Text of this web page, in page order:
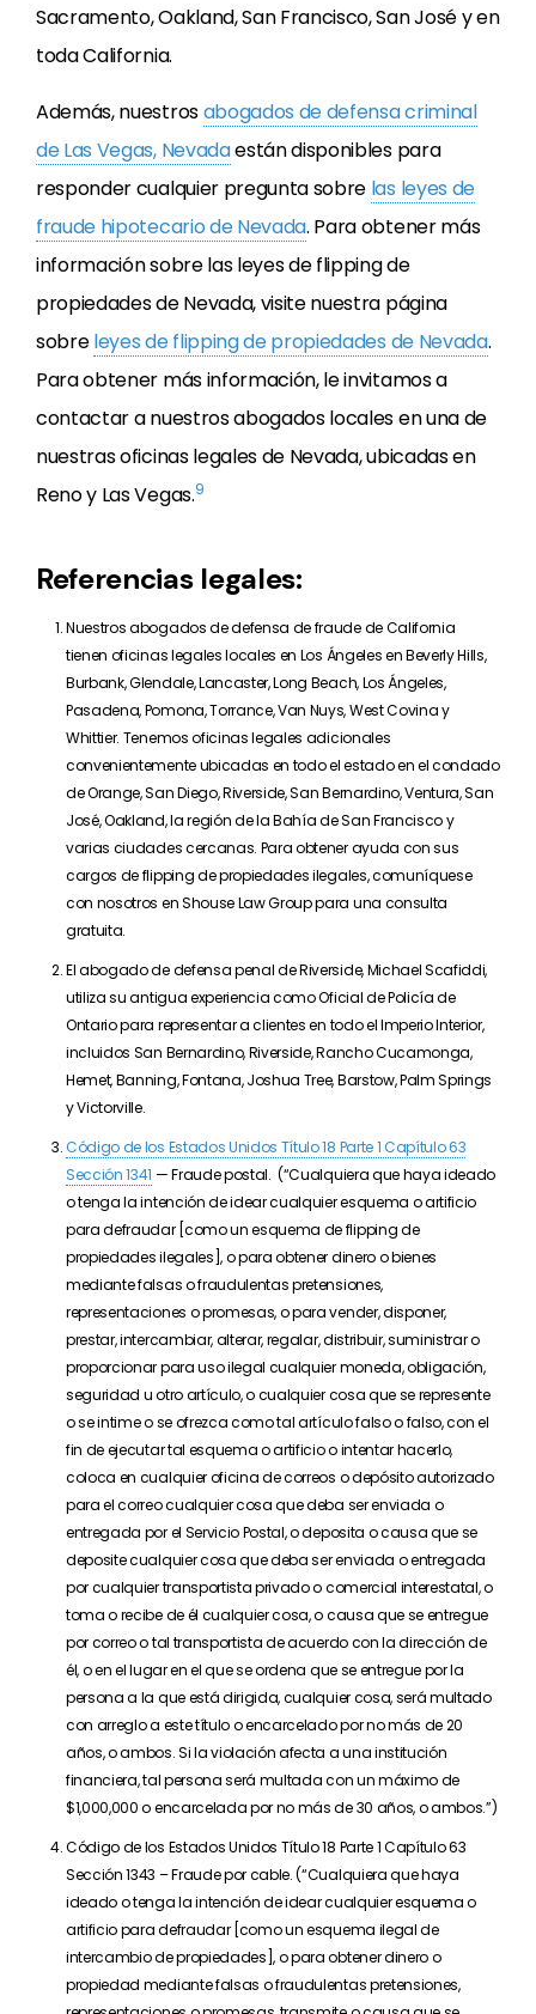
Sacramento, Oakland, San Francisco, San José y en
toda California.
Además, nuestrosabogados de defensa criminal
de Las Vegas, Nevadaestán disponibles para
responder cualquier pregunta sobre las leyes de
fraude hipotecario de Nevada. Para obtener más
información sobre las leyes de flipping de
propiedades de Nevada, visite nuestra página
sobreleyes de flipping de propiedades de Nevada.
Para obtener más información, le invitamos a
contactar a nuestros abogados locales en una de
nuestras oficinas legales de Nevada, ubicadas en
Reno y Las Vegas.9
Referencias legales:
Nuestros abogados de defensa de fraude de California
tienen oficinas legales locales en Los Ángeles en Beverly Hills,
Burbank, Glendale, Lancaster, Long Beach, Los Ángeles,
Pasadena, Pomona, Torrance, Van Nuys, West Covina y
Whittier. Tenemos oficinas legales adicionales
convenientemente ubicadas en todo el estado en el condado
de Orange, San Diego, Riverside, San Bernardino, Ventura, San
José, Oakland, la región de la Bahía de San Francisco y
varias ciudades cercanas. Para obtener ayuda con sus
cargos de flipping de propiedades ilegales, comuníquese
con nosotros en Shouse Law Group para una consulta
gratuita.
El abogado de defensa penal de Riverside, Michael Scafiddi,
utiliza su antigua experiencia como Oficial de Policía de
Ontario para representar a clientes en todo el Imperio Interior,
incluidos San Bernardino, Riverside, Rancho Cucamonga,
Hemet, Banning, Fontana, Joshua Tree, Barstow, Palm Springs
y Victorville.
Código de los Estados Unidos Título 18 Parte 1 Capítulo 63
Sección 1341 — Fraude postal. (“Cualquiera que haya ideado
o tenga la intención de idear cualquier esquema o artificio
para defraudar [como un esquema de flipping de
propiedades ilegales], o para obtener dinero o bienes
mediante falsas o fraudulentas pretensiones,
representaciones o promesas, o para vender, disponer,
prestar, intercambiar, alterar, regalar, distribuir, suministrar o
proporcionar para uso ilegal cualquier moneda, obligación,
seguridad u otro artículo, o cualquier cosa que se represente
o se intime o se ofrezca como tal artículo falso o falso, con el
fin de ejecutar tal esquema o artificio o intentar hacerlo,
coloca en cualquier oficina de correos o depósito autorizado
para el correo cualquier cosa que deba ser enviada o
entregada por el Servicio Postal, o deposita o causa que se
deposite cualquier cosa que deba ser enviada o entregada
por cualquier transportista privado o comercial interestatal, o
toma o recibe de él cualquier cosa, o causa que se entregue
por correo o tal transportista de acuerdo con la dirección de
él, o en el lugar en el que se ordena que se entregue por la
persona a la que está dirigida, cualquier cosa, será multado
con arreglo a este título o encarcelado por no más de 20
años, o ambos. Si la violación afecta a una institución
financiera, tal persona será multada con un máximo de
$1,000,000 o encarcelada por no más de 30 años, o ambos.”)
Código de los Estados Unidos Título 18 Parte 1 Capítulo 63
Sección 1343 – Fraude por cable. (“Cualquiera que haya
ideado o tenga la intención de idear cualquier esquema o
artificio para defraudar [como un esquema ilegal de
intercambio de propiedades], o para obtener dinero o
propiedad mediante falsas o fraudulentas pretensiones,